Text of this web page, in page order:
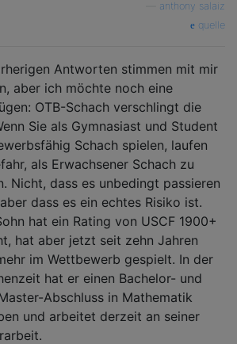
anthony salaiz
quelle
Antworten stimmen mit mir
aber ich möchte noch eine
OTB-Schach verschlingt die
Sie als Gymnasiast und Student
Schach spielen, laufen
als Erwachsener Schach zu
Nicht, dass es unbedingt passieren
dass es ein echtes Risiko ist.
hat ein Rating von USCF 1900+
hat aber jetzt seit zehn Jahren
im Wettbewerb gespielt. In der
hat er einen Bachelor- und
Abschluss in Mathematik
und arbeitet derzeit an seiner